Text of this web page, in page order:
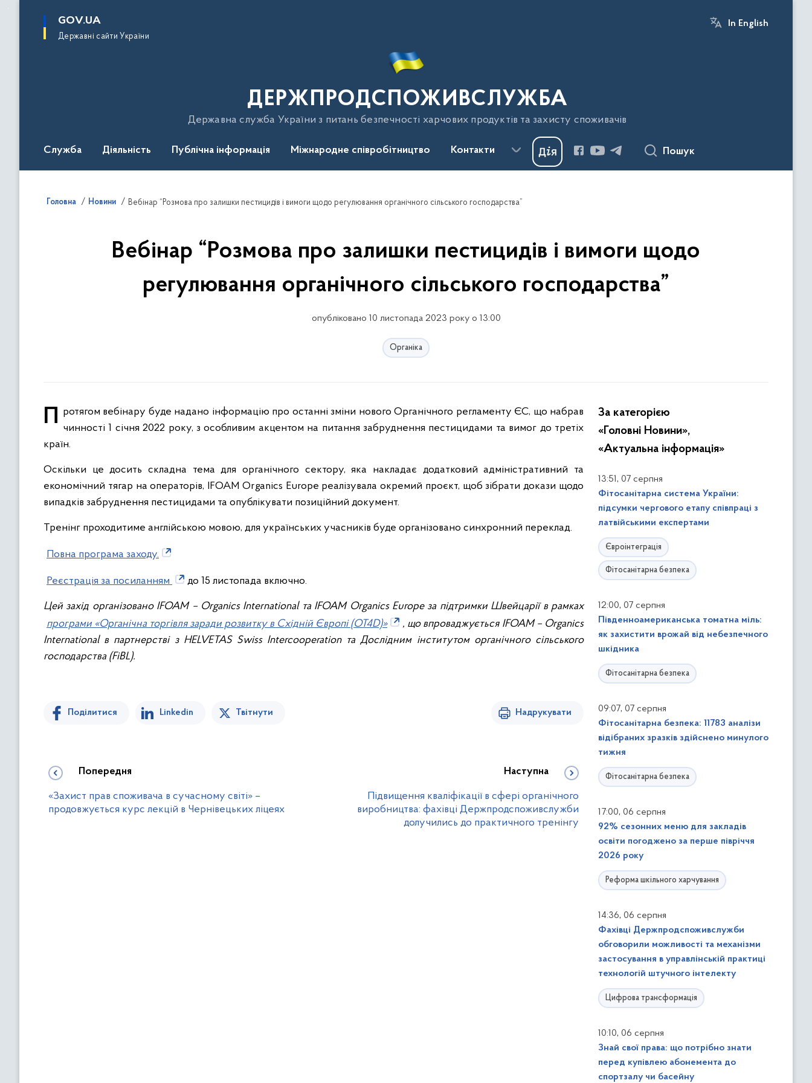
основного
GOV.UA
Державні сайти України
In English
ДЕРЖПРОДСПОЖИВСЛУЖБА
Державна служба України з питань безпечності харчових продуктів та захисту споживачів
Служба Діяльність Публічна інформація Міжнародне співробітництво Контакти Пошук
Головна Новини Вебінар “Розмова про залишки пестицидів і вимоги щодо регулювання органічного сільського господарства”
Вебінар “Розмова про залишки пестицидів і вимоги щодо
регулювання органічного сільського господарства”
опубліковано 10 листопада 2023 року о 13:00
Органіка
Протягом вебінару буде надано інформацію про останні зміни нового Органічного регламенту ЄС, що набрав чинності 1 січня 2022 року, з особливим акцентом на питання забруднення пестицидами та вимог до третіх
країн.
Оскільки це досить складна тема для органічного сектору, яка накладає додатковий адміністративний та
економічний тягар на операторів, IFOAM Organics Europe реалізувала окремий проєкт, щоб зібрати докази щодо
випадків забруднення пестицидами та опублікувати позиційний документ.
Тренінг проходитиме англійською мовою, для українських учасників буде організовано синхронний переклад.
Повна програма заходу.
Реєстрація за посиланням до 15 листопада включно.
Цей захід організовано IFOAM – Organics International та IFOAM Organics Europe за підтримки Швейцарії в рамках
програми «Органічна торгівля заради розвитку в Східній Європі (OT4D)»
, що впроваджується IFOAM – Organics
International в партнерстві з HELVETAS Swiss Intercooperation та Дослідним інститутом органічного сільського
господарства (FiBL).
Поділитися Linkedin Твітнути Надрукувати
Попередня
«Захист прав споживача в сучасному світі» –
продовжується курс лекцій в Чернівецьких ліцеях
Наступна
Підвищення кваліфікації в сфері органічного
виробництва: фахівці Держпродспоживслужби
долучились до практичного тренінгу
За категорією
«Головні Новини»,
«Актуальна інформація»
13:51, 07 серпня
Фітосанітарна система України:
підсумки чергового етапу співпраці з
латвійськими експертами
Євроінтеграція
Фітосанітарна безпека
12:00, 07 серпня
Південноамериканська томатна міль:
як захистити врожай від небезпечного
шкідника
Фітосанітарна безпека
09:07, 07 серпня
Фітосанітарна безпека: 11783 аналізи
відібраних зразків здійснено минулого
тижня
Фітосанітарна безпека
17:00, 06 серпня
92% сезонних меню для закладів
освіти погоджено за перше півріччя
2026 року
Реформа шкільного харчування
14:36, 06 серпня
Фахівці Держпродспоживслужби
обговорили можливості та механізми
застосування в управлінській практиці
технологій штучного інтелекту
Цифрова трансформація
10:10, 06 серпня
Знай свої права: що потрібно знати
перед купівлею абонемента до
спортзалу чи басейну